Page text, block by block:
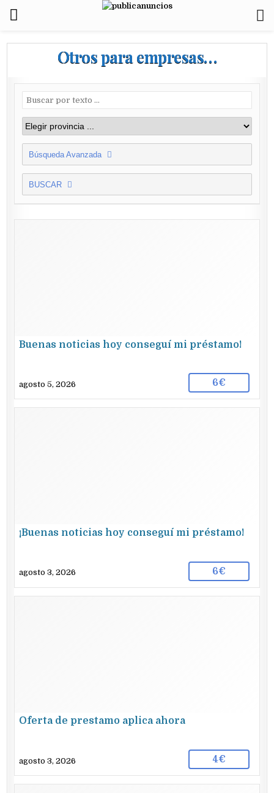
Otros para empresas…
Búsqueda Avanzada
BUSCAR
Buenas noticias hoy conseguí mi préstamo!
agosto 5, 2026 6€
¡Buenas noticias hoy conseguí mi préstamo!
agosto 3, 2026 6€
Oferta de prestamo aplica ahora
agosto 3, 2026 4€